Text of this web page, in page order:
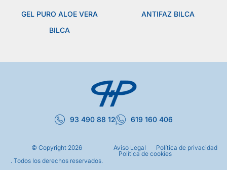
GEL PURO ALOE VERA
BILCA
ANTIFAZ BILCA
93 490 88 12 619 160 406
© Copyright 2026
. Todos los derechos reservados.
Aviso Legal
Política de privacidad
Política de cookies